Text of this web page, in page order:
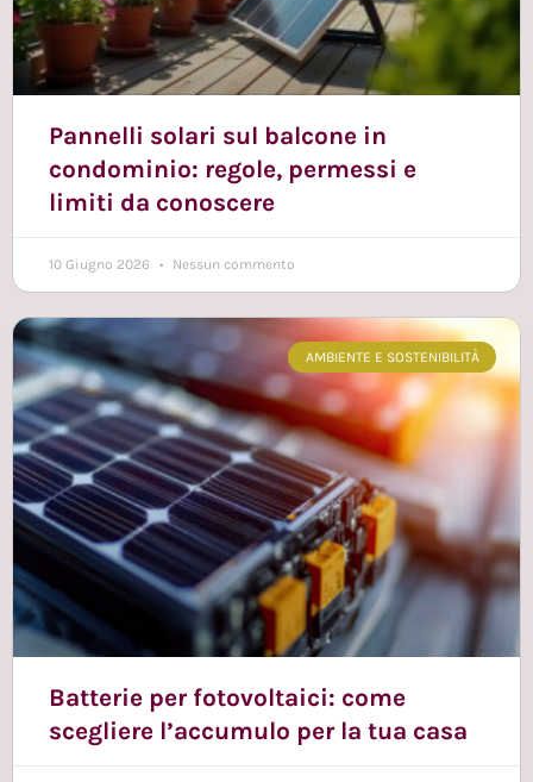
Pannelli solari sul balcone in
condominio: regole, permessi e
limiti da conoscere
10 Giugno 2026 Nessun commento
AMBIENTE E SOSTENIBILITÀ
Batterie per fotovoltaici: come
scegliere l’accumulo per la tua casa